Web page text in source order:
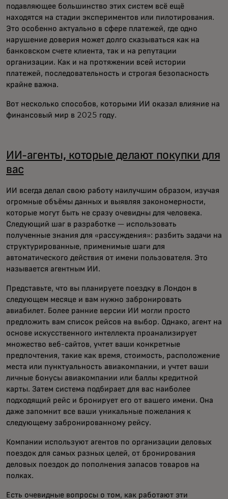
подавляющее большинство этих систем всё ещё
находятся на стадии экспериментов или пилотирования.
Это особенно актуально в сфере платежей, где одно
нарушение доверия может долго сказываться как на
банковском счете клиента, так и на репутации
организации. Как и на протяжении всей истории
платежей, последовательность и строгая безопасность
крайне важна.
Вот несколько способов, которыми ИИ оказал влияние на
финансовый мир в 2025 году.
ИИ-агенты, которые делают покупки для
вас
ИИ всегда делал свою работу наилучшим образом, изучая
огромные объёмы данных и выявляя закономерности,
которые могут быть не сразу очевидны для человека.
Следующий шаг в разработке — использовать
полученные знания для «рассуждения»: разбить задачи на
структурированные, применимые шаги для
автоматического действия от имени пользователя. Это
называется агентным ИИ.
Представьте, что вы планируете поездку в Лондон в
следующем месяце и вам нужно забронировать
авиабилет. Более ранние версии ИИ могли просто
предложить вам список рейсов на выбор. Однако, агент на
основе искусственного интеллекта проанализирует
множество веб-сайтов, учтет ваши конкретные
предпочтения, такие как время, стоимость, расположение
места или пунктуальность авиакомпании, и учтет ваши
личные бонусы авиакомпании или баллы кредитной
карты. Затем система подбирает для вас наиболее
подходящий рейс и бронирует его от вашего имени. Она
даже запомнит все ваши уникальные пожелания к
следующему забронированному рейсу.
Компании используют агентов по организации деловых
поездок для самых разных целей, от бронирования
деловых поездок до пополнения запасов товаров на
полках.
Есть очевидные вопросы о том, как работают эти